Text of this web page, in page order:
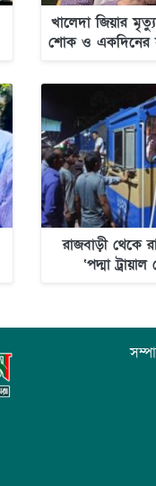
খালেদা জিয়ার
শোক ও একদিনের
রাজবাড়ী থেকে
‘পদ্মা